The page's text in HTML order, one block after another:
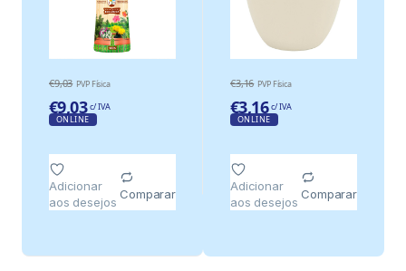
€9,03 PVP Física
€9,03 c/ IVA
ONLINE
Adicionar
aos desejos
Comparar
€3,16 PVP Física
€3,16 c/ IVA
ONLINE
Adicionar
aos desejos
Comparar